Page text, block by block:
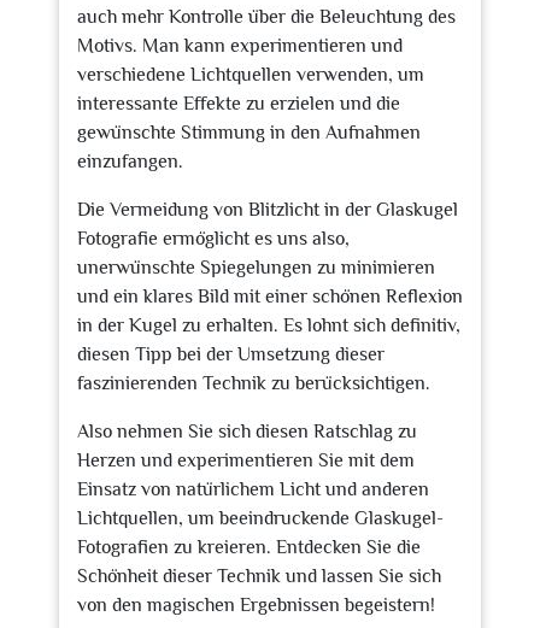
auch mehr Kontrolle über die Beleuchtung des
Motivs. Man kann experimentieren und
verschiedene Lichtquellen verwenden, um
interessante Effekte zu erzielen und die
gewünschte Stimmung in den Aufnahmen
einzufangen.
Die Vermeidung von Blitzlicht in der Glaskugel
Fotografie ermöglicht es uns also,
unerwünschte Spiegelungen zu minimieren
und ein klares Bild mit einer schönen Reflexion
in der Kugel zu erhalten. Es lohnt sich definitiv,
diesen Tipp bei der Umsetzung dieser
faszinierenden Technik zu berücksichtigen.
Also nehmen Sie sich diesen Ratschlag zu
Herzen und experimentieren Sie mit dem
Einsatz von natürlichem Licht und anderen
Lichtquellen, um beeindruckende Glaskugel-
Fotografien zu kreieren. Entdecken Sie die
Schönheit dieser Technik und lassen Sie sich
von den magischen Ergebnissen begeistern!